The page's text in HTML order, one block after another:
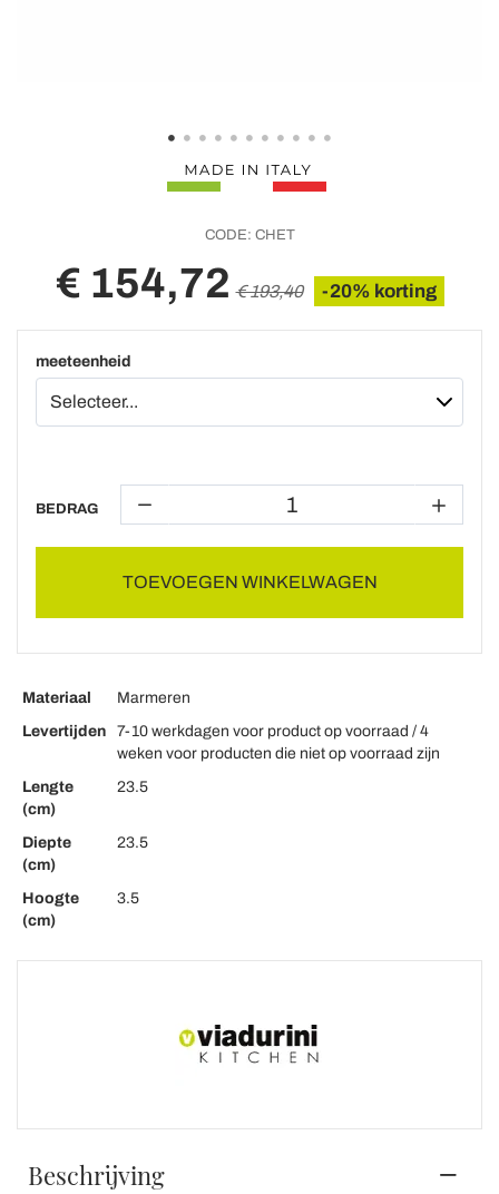
CODE: CHET
€ 154,72 € 193,40 -20% korting
meeteenheid
BEDRAG
TOEVOEGEN WINKELWAGEN
Materiaal
Marmeren
Levertijden
7-10 werkdagen voor product op voorraad / 4
weken voor producten die niet op voorraad zijn
Lengte
(cm)
23.5
Diepte
(cm)
23.5
Hoogte
(cm)
3.5
Beschrijving